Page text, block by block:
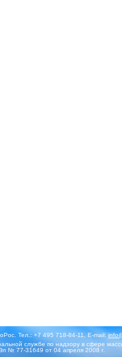
Тел.: +7 495 718-84-11, E-mail:
службе по надзору в сфере
№ 77-31649 от 04 апреля 2008 г.